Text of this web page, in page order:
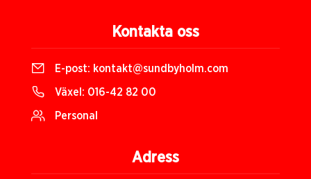
Kontakta oss
E-post: kontakt@sundbyholm.com
Växel: 016-42 82 00
Personal
Adress